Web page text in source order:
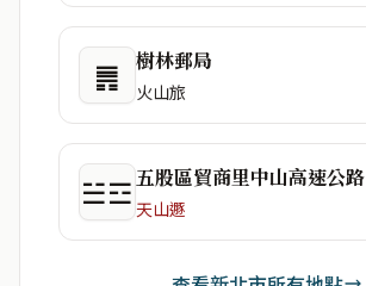
䷠ 樹林郵局
火山旅
☱☲ 五股區貿商里中山高速公路
天山遯